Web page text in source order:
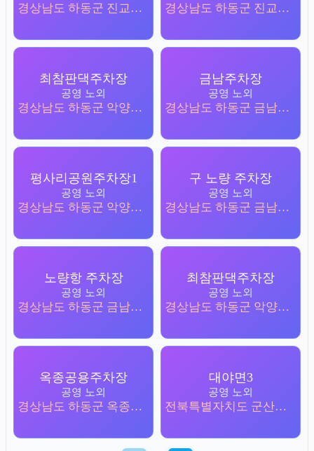
경상남도 하동군 진교면 진교리 302-4 경상남도 하동군 진교면 교룡리 301-1
최참판댁주차장
공영 노외
경상남도 하동군 악양면 평사리 377-1
금남주차장
공영 노외
경상남도 하동군 금남면 송문리 870
평사리공원주차장1
공영 노외
경상남도 하동군 악양면 평사리 74-3
구 노량 주차장
공영 노외
경상남도 하동군 금남면 노량리 555-2
노량항 주차장
공영 노외
경상남도 하동군 금남면 노량리 822-3
최참판댁주차장
공영 노외
경상남도 하동군 악양면 평사리 378-9
옥종공용주차장
공영 노외
경상남도 하동군 옥종면 청룡리 245-6
대야면3
공영 노외
전북특별자치도 군산시 대야면 산월리 476-5